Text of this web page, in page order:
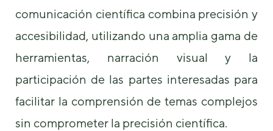
comunicación científica combina precisión y
accesibilidad, utilizando una amplia gama de
herramientas, narración visual y la
participación de las partes interesadas para
facilitar la comprensión de temas complejos
sin comprometer la precisión científica.